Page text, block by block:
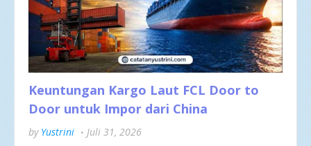
Keuntungan Kargo Laut FCL Door to
Door untuk Impor dari China
by Yustrini Juli 31, 2026